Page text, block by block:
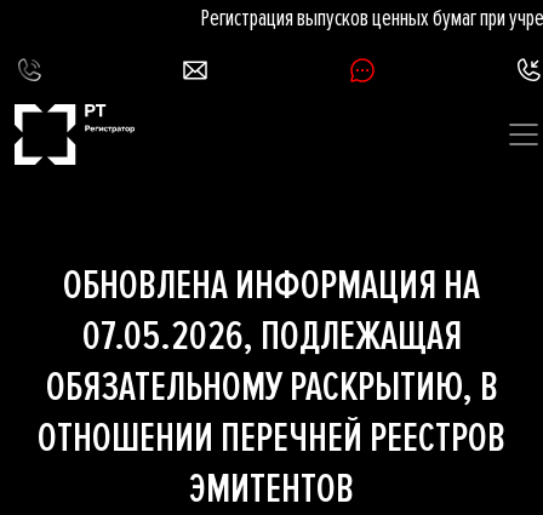
Регистрация выпусков ценных бумаг при
ОБНОВЛЕНА ИНФОРМАЦИЯ НА
07.05.2026, ПОДЛЕЖАЩАЯ
ОБЯЗАТЕЛЬНОМУ РАСКРЫТИЮ, В
ОТНОШЕНИИ ПЕРЕЧНЕЙ РЕЕСТРОВ
ЭМИТЕНТОВ